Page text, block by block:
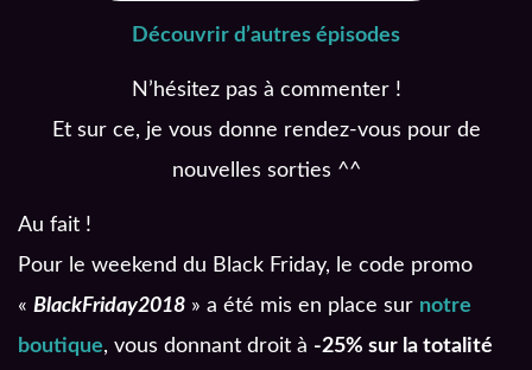
Découvrir d’autres épisodes
N’hésitez pas à commenter !
Et sur ce, je vous donne rendez-vous pour de
nouvelles sorties ^^
Au fait !
Pour le weekend du Black Friday, le code promo
« BlackFriday2018 » a été mis en place sur notre
boutique, vous donnant droit à -25% sur la totalité